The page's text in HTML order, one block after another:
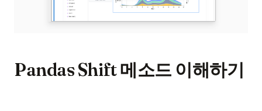
Pandas Shift 메소드 이해하기